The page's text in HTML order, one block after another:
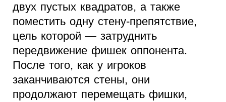
двух пустых квадратов, а также
поместить одну стену-препятствие,
цель которой — затруднить
передвижение фишек оппонента.
После того, как у игроков
заканчиваются стены, они
продолжают перемещать фишки,